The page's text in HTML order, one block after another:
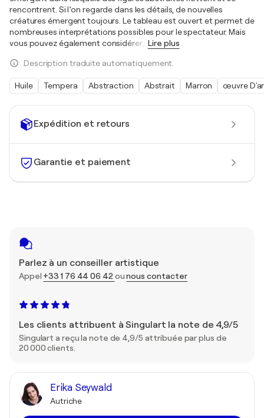
Expédition et retours
Garantie et paiement
Parlez à un conseiller artistique
Appel +33 1 76 44 06 42 ounous contacter
Les clients attribuent à Singulart la note de 4,9/5
Singulart a reçu la note de 4,9/5 attribuée par plus de
20 000 clients.
Erika Seywald
Autriche
rencontrent. Si l’on regarde dans les détails, de nouvelles
créatures émergent toujours. Le tableau est ouvert et permet de
nombreuses interprétations possibles pour le spectateur. Mais
vous pouvez également considérer… Lire plus
Description traduite automatiquement.
Huile Tempera Abstraction Abstrait Marron œuvre